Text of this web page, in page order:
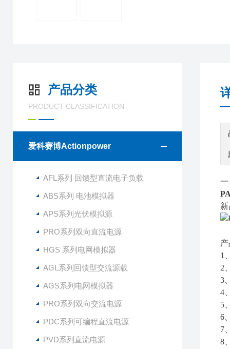
产品分类
PRODUCT CLASSIFICATION
爱科赛博Actionpower
AFL系列 回馈型直流电子负载
ABS系列 电池模拟器
APS系列光伏模拟源
PRO系列双向直流电源
HGS 系列电网模拟器
AGL系列回馈型交流源载
AGS系列电网模拟器
PRO系列双向交流电源
PDC系列可编程直流电源
PVD系列直流电源
一
1
2
3
4
5
6
7
8